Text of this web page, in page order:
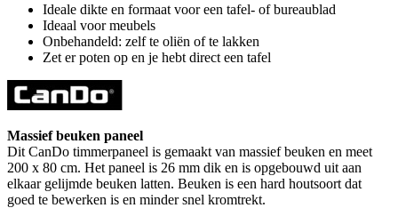
Ideale dikte en formaat voor een tafel- of bureaublad
Ideaal voor meubels
Onbehandeld: zelf te oliën of te lakken
Zet er poten op en je hebt direct een tafel
Massief beuken paneel
Dit CanDo timmerpaneel is gemaakt van massief beuken en meet
200 x 80 cm. Het paneel is 26 mm dik en is opgebouwd uit aan
elkaar gelijmde beuken latten. Beuken is een hard houtsoort dat
goed te bewerken is en minder snel kromtrekt.